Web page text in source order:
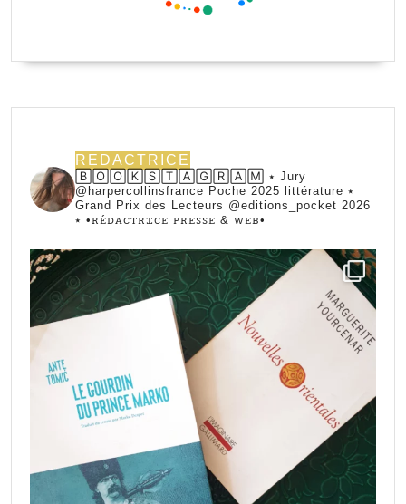
REDACTRICE
🄱🄾🄾🄺🅂🅃🄰🄶🅁🄰🄼 ⭑ Jury
@harpercollinsfrance Poche 2025 littérature ⭑
Grand Prix des Lecteurs @editions_pocket 2026
⭑ •ꭱꭼ́ꭰꭺꮯꭲꭱꮖꮯꭼ ꮲꭱꭼꮪꮪꭼ & ꮃꭼᏼ•